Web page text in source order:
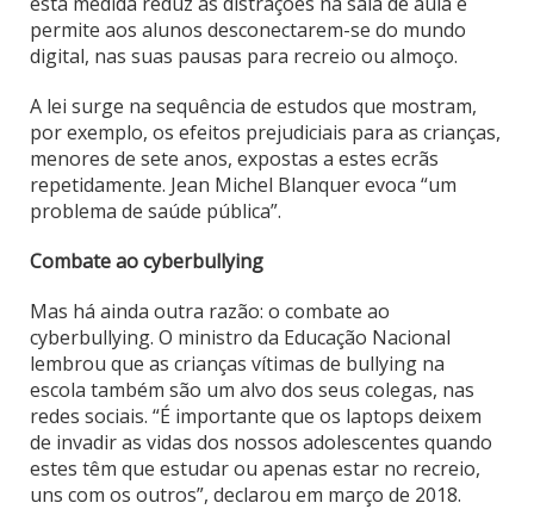
permite aos alunos desconectarem-se do mundo
digital, nas suas pausas para recreio ou almoço.
A lei surge na sequência de estudos que mostram,
por exemplo, os efeitos prejudiciais para as crianças,
menores de sete anos, expostas a estes ecrãs
repetidamente. Jean Michel Blanquer evoca “um
problema de saúde pública”.
Combate ao cyberbullying
Mas há ainda outra razão: o combate ao
cyberbullying. O ministro da Educação Nacional
lembrou que as crianças vítimas de bullying na
escola também são um alvo dos seus colegas, nas
redes sociais. “É importante que os laptops deixem
de invadir as vidas dos nossos adolescentes quando
estes têm que estudar ou apenas estar no recreio,
uns com os outros”, declarou em março de 2018.